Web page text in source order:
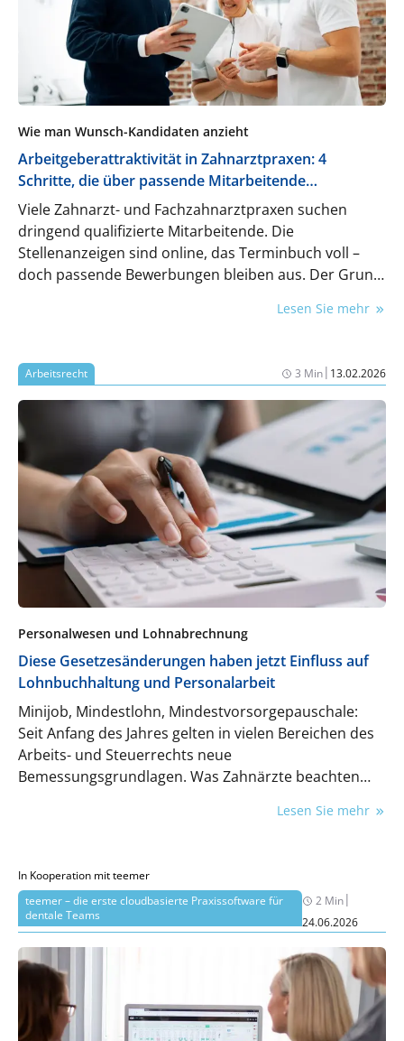
Wie man Wunsch-Kandidaten anzieht
Arbeitgeberattraktivität in Zahnarztpraxen: 4
Schritte, die über passende Mitarbeitende
entscheiden
Viele Zahnarzt- und Fachzahnarztpraxen suchen
dringend qualifizierte Mitarbeitende. Die
Stellenanzeigen sind online, das Terminbuch voll –
doch passende Bewerbungen bleiben aus. Der Grund
Praxis ist als Arbeitgeber schlicht nicht sichtbar oder
anzuziehen.
Lesen Sie mehr
Arbeitsrecht 3 Min| 13.02.2026
Personalwesen und Lohnabrechnung
Diese Gesetzesänderungen haben jetzt Einfluss auf
Lohnbuchhaltung und Personalarbeit
Minijob, Mindestlohn, Mindestvorsorgepauschale:
Seit Anfang des Jahres gelten in vielen Bereichen des
Arbeits- und Steuerrechts neue
Bemessungsgrundlagen. Was Zahnärzte beachten
Lesen Sie mehr
In Kooperation mit teemer
teemer – die erste cloudbasierte Praxissoftware für
dentale Teams
2 Min|
24.06.2026